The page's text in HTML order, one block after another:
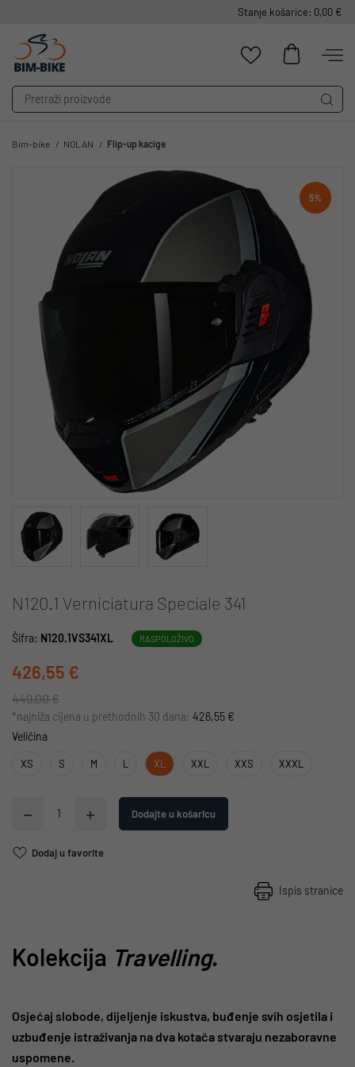
Stanje košarice: 0,00 €
Bim-bike NOLAN Flip-up kacige
5%
N120.1 Verniciatura Speciale 341
Šifra: N120.1VS341XL RASPOLOŽIVO
426,55 €
449,00 €
*najniža cijena u prethodnih 30 dana: 426,55 €
Veličina
XS S M L XL XXL XXS XXXL
Dodajte u košaricu
Dodaj u favorite
Ispis stranice
Kolekcija Travelling.
Osjećaj slobode, dijeljenje iskustva, buđenje svih osjetila i
uzbuđenje istraživanja na dva kotača stvaraju nezaboravne
uspomene.